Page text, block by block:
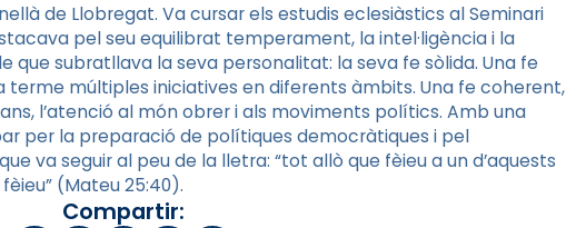
de Llobregat. Va cursar els estudis eclesiàstics al Seminari
pel seu equilibrat temperament, la intel·ligència i la
subratllava la seva personalitat: la seva fe sòlida. Una fe
terme múltiples iniciatives en diferents àmbits. Una fe coherent,
l’atenció al món obrer i als moviments polítics. Amb una
per la preparació de polítiques democràtiques i pel
va seguir al peu de la lletra: “tot allò que fèieu a un d’aquests
(Mateu 25:40).
Compartir: